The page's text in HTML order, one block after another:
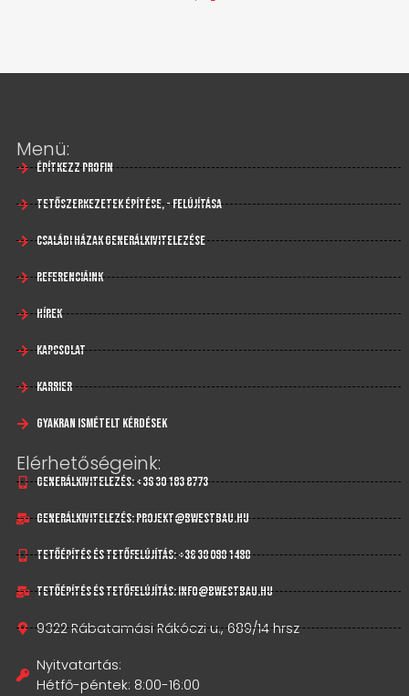
Menü:
Építkezz profin
Tetőszerkezetek építése, - felújítása
Családi házak generálkivitelezése
Referenciáink
Hírek
Kapcsolat
Karrier
Gyakran Ismételt Kérdések
Elérhetőségeink:
Generálkivitelezés: +36 30 183 8773
Generálkivitelezés: projekt@bwestbau.hu
Tetőépítés és tetőfelújítás: +36 30 080 1480
Tetőépítés és tetőfelújítás: info@bwestbau.hu
9322 Rábatamási Rákóczi u., 689/14 hrsz
Nyitvatartás:
Hétfő-péntek: 8:00-16:00